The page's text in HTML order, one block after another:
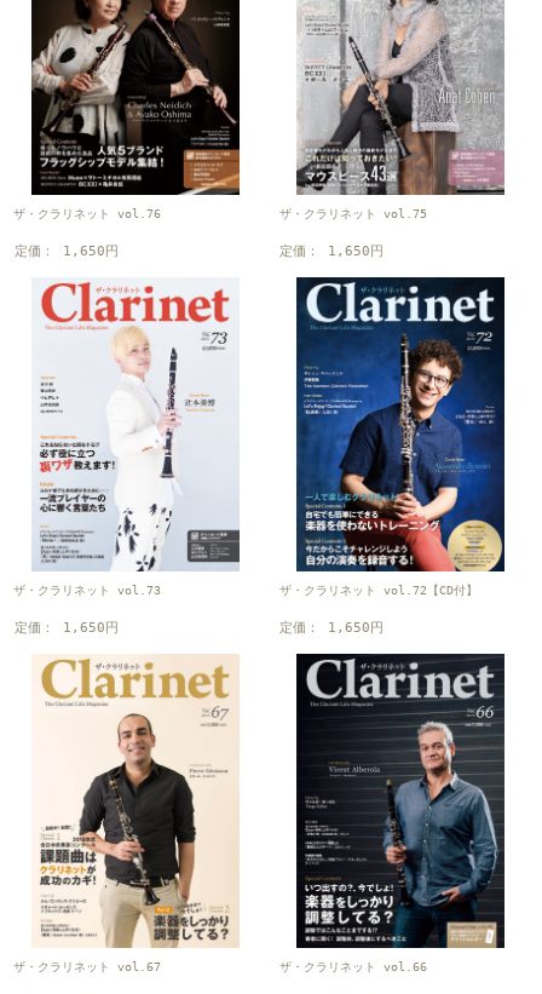
ザ・クラリネット vol.76
定価： 1,650円
ザ・クラリネット vol.75
定価： 1,650円
ザ・クラリネット vol.73
定価： 1,650円
ザ・クラリネット vol.72【CD付】
定価： 1,650円
ザ・クラリネット vol.67 ザ・クラリネット vol.66